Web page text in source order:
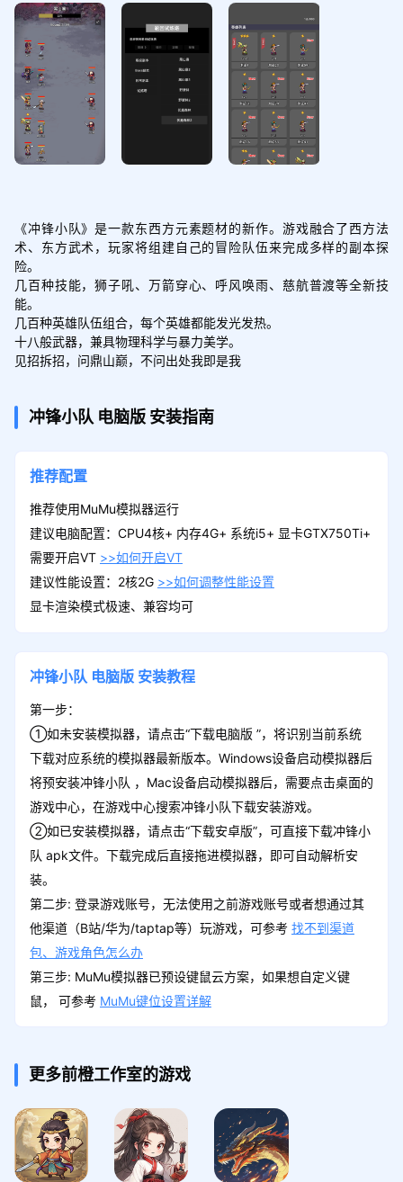
《冲锋小队》是一款东西方元素题材的新作。游戏融合了西方法
术、东方武术，玩家将组建自己的冒险队伍来完成多样的副本探
险。
几百种技能，狮子吼、万箭穿心、呼风唤雨、慈航普渡等全新技
能。
几百种英雄队伍组合，每个英雄都能发光发热。
十八般武器，兼具物理科学与暴力美学。
见招拆招，问鼎山巅，不问出处我即是我
冲锋小队 电脑版 安装指南
推荐配置
推荐使用MuMu模拟器运行
建议电脑配置：CPU4核+ 内存4G+ 系统i5+ 显卡GTX750Ti+
需要开启VT >>如何开启VT
建议性能设置：2核2G >>如何调整性能设置
显卡渲染模式极速、兼容均可
冲锋小队 电脑版 安装教程
第一步：
①如未安装模拟器，请点击“下载电脑版 ”，将识别当前系统
下载对应系统的模拟器最新版本。Windows设备启动模拟器后
将预安装冲锋小队 ，Mac设备启动模拟器后，需要点击桌面的
游戏中心，在游戏中心搜索冲锋小队下载安装游戏。
②如已安装模拟器，请点击“下载安卓版”，可直接下载冲锋小
队 apk文件。下载完成后直接拖进模拟器，即可自动解析安
装。
第二步: 登录游戏账号，无法使用之前游戏账号或者想通过其
他渠道（B站/华为/taptap等）玩游戏，可参考 找不到渠道
包、游戏角色怎么办
第三步: MuMu模拟器已预设键鼠云方案，如果想自定义键
鼠， 可参考 MuMu键位设置详解
更多前橙工作室的游戏